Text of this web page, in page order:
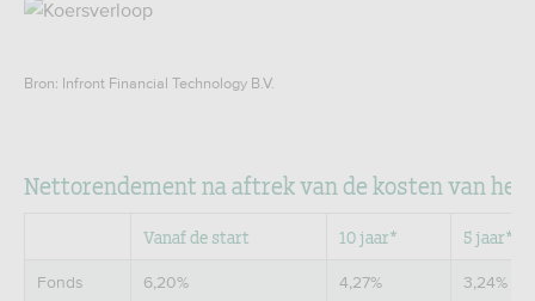
Bron: Infront Financial Technology B.V.
Nettorendement na aftrek van de kosten van
Vanaf de start 10 jaar* 5 jaar*
Fonds 6,20% 4,27% 3,24%